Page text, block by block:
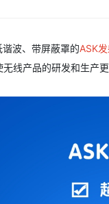
波、带屏蔽罩的ASK
线产品的研发和生产更